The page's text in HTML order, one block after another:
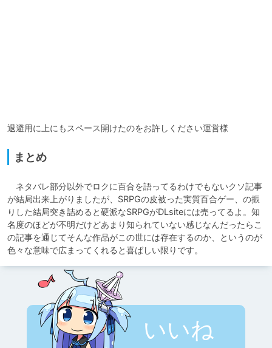
退避用に上にもスペース開けたのをお許しください運営様
まとめ
ネタバレ部分以外でロクに百合を語ってるわけでもないクソ記事
が結局出来上がりましたが、SRPGの皮被った実質百合ゲー、の振
りした結局突き詰めると硬派なSRPGがDLsiteには売ってるよ。知
名度のほどが不明だけどあまり知られていない感じなんだったらこ
の記事を通じてそんな作品がこの世には存在するのか、というのが
色々な意味で広まってくれると喜ばしい限りです。
いいね